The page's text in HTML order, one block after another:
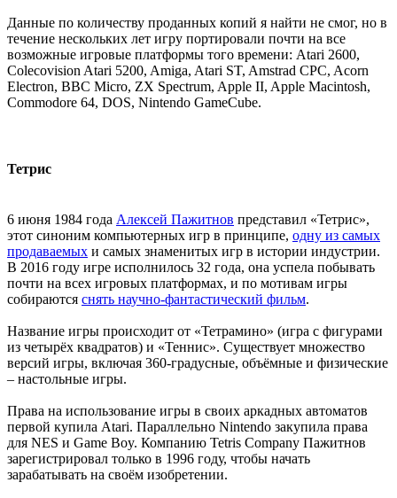
Данные по количеству проданных копий я найти не смог, но в
течение нескольких лет игру портировали почти на все
возможные игровые платформы того времени: Atari 2600,
Colecovision Atari 5200, Amiga, Atari ST, Amstrad CPC, Acorn
Electron, BBC Micro, ZX Spectrum, Apple II, Apple Macintosh,
Commodore 64, DOS, Nintendo GameCube.
Тетрис
6 июня 1984 года Алексей Пажитнов представил «Тетрис»,
этот синоним компьютерных игр в принципе, одну из самых
продаваемых и самых знаменитых игр в истории индустрии.
В 2016 году игре исполнилось 32 года, она успела побывать
почти на всех игровых платформах, и по мотивам игры
собираются снять научно-фантастический фильм.
Название игры происходит от «Тетрамино» (игра с фигурами
из четырёх квадратов) и «Теннис». Существует множество
версий игры, включая 360-градусные, объёмные и физические
– настольные игры.
Права на использование игры в своих аркадных автоматов
первой купила Atari. Параллельно Nintendo закупила права
для NES и Game Boy. Компанию Tetris Company Пажитнов
зарегистрировал только в 1996 году, чтобы начать
зарабатывать на своём изобретении.